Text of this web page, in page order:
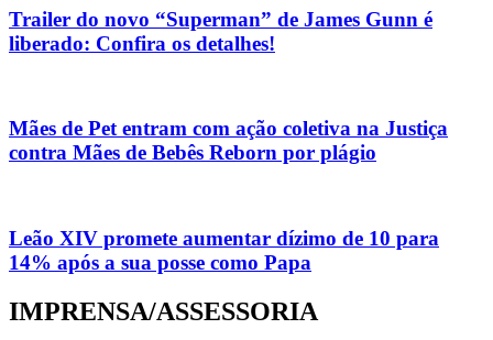
Trailer do novo “Superman” de James Gunn é
liberado: Confira os detalhes!
Mães de Pet entram com ação coletiva na Justiça
contra Mães de Bebês Reborn por plágio
Leão XIV promete aumentar dízimo de 10 para
14% após a sua posse como Papa
IMPRENSA/ASSESSORIA